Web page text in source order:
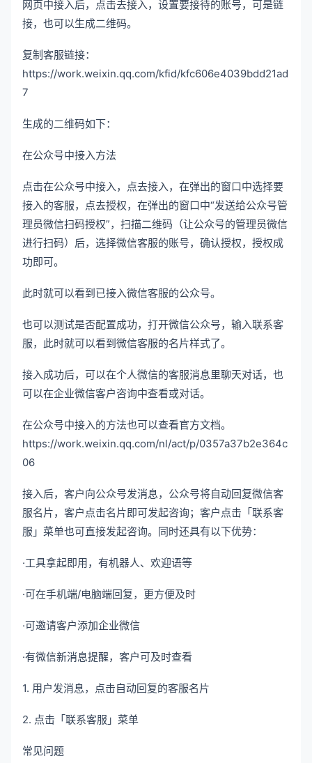
网页中接入后，点击去接入，设置要接待的账号，可是链
接，也可以生成二维码。
复制客服链接：
https://work.weixin.qq.com/kfid/kfc606e4039bdd21ad
7
生成的二维码如下：
在公众号中接入方法
点击在公众号中接入，点去接入，在弹出的窗口中选择要
接入的客服，点去授权，在弹出的窗口中“发送给公众号管
理员微信扫码授权”，扫描二维码（让公众号的管理员微信
进行扫码）后，选择微信客服的账号，确认授权，授权成
功即可。
此时就可以看到已接入微信客服的公众号。
也可以测试是否配置成功，打开微信公众号，输入联系客
服，此时就可以看到微信客服的名片样式了。
接入成功后，可以在个人微信的客服消息里聊天对话，也
可以在企业微信客户咨询中查看或对话。
在公众号中接入的方法也可以查看官方文档。
https://work.weixin.qq.com/nl/act/p/0357a37b2e364c
06
接入后，客户向公众号发消息，公众号将自动回复微信客
服名片，客户点击名片即可发起咨询；客户点击「联系客
服」菜单也可直接发起咨询。同时还具有以下优势：
·工具拿起即用，有机器人、欢迎语等
·可在手机端/电脑端回复，更方便及时
·可邀请客户添加企业微信
·有微信新消息提醒，客户可及时查看
1. 用户发消息，点击自动回复的客服名片
2. 点击「联系客服」菜单
常见问题